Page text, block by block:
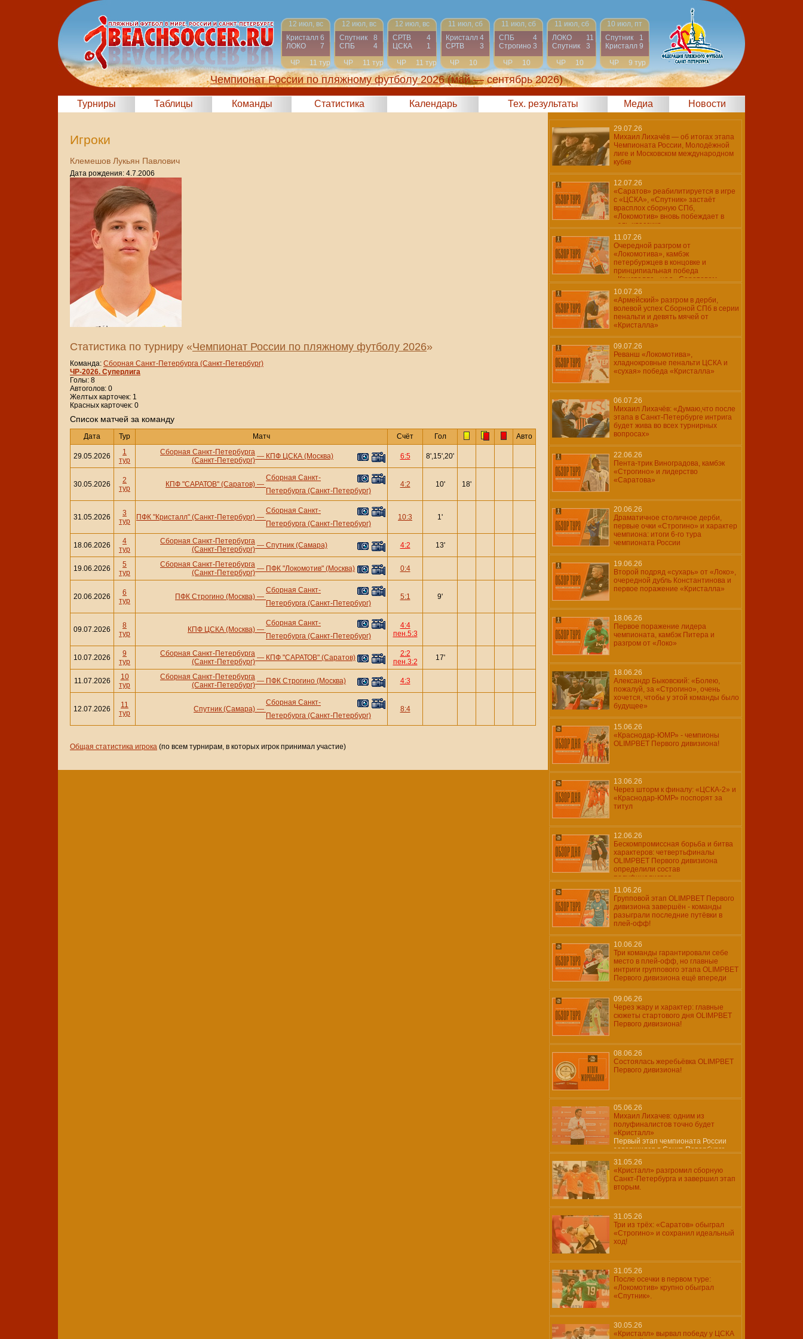
12 июл, вс
Кристалл 6
ЛОКО
7
ЧР
11 тур
12 июл, вс
Спутник
8
СПБ
4
ЧР
11 тур
12 июл, вс
СРТВ
4
ЦСКА
1
ЧР
11 тур
11 июл, сб
Кристалл 4
СРТВ
3
ЧР
10
тур
11 июл, сб
СПБ
4
Строгино 3
ЧР
10
тур
11 июл, сб
ЛОКО
11
Спутник
3
ЧР
10
тур
10 июл, пт
Спутник
1
Кристалл 9
ЧР
9 тур
Чемпионат России по пляжному футболу 2026 (май — сентябрь 2026)
Турниры Таблицы Команды Статистика Календарь Тех. результаты Медиа Новости
Игроки
Клемешов Лукьян Павлович
Дата рождения: 4.7.2006
Статистика по турниру «Чемпионат России по пляжному футболу 2026»
Команда: Сборная Санкт-Петербурга (Санкт-Петербург)
ЧР-2026. Суперлига
Голы: 8
Автоголов: 0
Желтых карточек: 1
Красных карточек: 0
Cписок матчей за команду
Дата Тур Матч Счёт Гол Авто
29.05.2026
1
тур
Сборная Санкт-Петербурга
(Санкт-Петербург) — КПФ ЦСКА (Москва) 6:5 8',15',20'
30.05.2026
2
тур
КПФ "САРАТОВ" (Саратов) —
Сборная Санкт-
Петербурга (Санкт-Петербург)
4:2 10' 18'
31.05.2026
3
тур
ПФК "Кристалл" (Санкт-Петербург) —
Сборная Санкт-
Петербурга (Санкт-Петербург)
10:3 1'
18.06.2026
4
тур
Сборная Санкт-Петербурга
(Санкт-Петербург) — Спутник (Самара) 4:2 13'
19.06.2026
5
тур
Сборная Санкт-Петербурга
(Санкт-Петербург) — ПФК "Локомотив" (Москва) 0:4
20.06.2026
6
тур
ПФК Строгино (Москва) —
Сборная Санкт-
Петербурга (Санкт-Петербург)
5:1 9'
09.07.2026
8
тур
КПФ ЦСКА (Москва) —
Сборная Санкт-
Петербурга (Санкт-Петербург)
4:4
пен.5:3
10.07.2026
9
тур
Сборная Санкт-Петербурга
(Санкт-Петербург) — КПФ "САРАТОВ" (Саратов)
2:2
пен.3:2
17'
11.07.2026
10
тур
Сборная Санкт-Петербурга
(Санкт-Петербург) — ПФК Строгино (Москва) 4:3
12.07.2026
11
тур
Спутник (Самара) —
Сборная Санкт-
Петербурга (Санкт-Петербург)
8:4
Общая статистика игрока (по всем турнирам, в которых игрок принимал участие)
29.07.26
Михаил Лихачёв — об итогах этапа
Чемпионата России, Молодёжной
лиге и Московском международном
кубке
12.07.26
«Саратов» реабилитируется в игре
с «ЦСКА», «Спутник» застаёт
врасплох сборную СПб,
«Локомотив» вновь побеждает в
«эль-классико»
11.07.26
Очередной разгром от
«Локомотива», камбэк
петербуржцев в концовке и
принципиальная победа
«Кристалла» над «Саратовом»
10.07.26
«Армейский» разгром в дерби,
волевой успех Сборной СПб в серии
пенальти и девять мячей от
«Кристалла»
09.07.26
Реванш «Локомотива»,
хладнокровные пенальти ЦСКА и
«сухая» победа «Кристалла»
06.07.26
Михаил Лихачёв: «Думаю,что после
этапа в Санкт-Петербурге интрига
будет жива во всех турнирных
вопросах»
22.06.26
Пента-трик Виноградова, камбэк
«Строгино» и лидерство
«Саратова»
20.06.26
Драматичное столичное дерби,
первые очки «Строгино» и характер
чемпиона: итоги 6-го тура
чемпионата России
19.06.26
Второй подряд «сухарь» от «Локо»,
очередной дубль Константинова и
первое поражение «Кристалла»
18.06.26
Первое поражение лидера
чемпионата, камбэк Питера и
разгром от «Локо»
18.06.26
Александр Быковский: «Болею,
пожалуй, за «Строгино», очень
хочется, чтобы у этой команды было
будущее»
15.06.26
«Краснодар-ЮМР» - чемпионы
OLIMPBET Первого дивизиона!
13.06.26
Через шторм к финалу: «ЦСКА-2» и
«Краснодар-ЮМР» поспорят за
титул
12.06.26
Бескомпромиссная борьба и битва
характеров: четвертьфиналы
OLIMPBET Первого дивизиона
определили состав
полуфиналистов
11.06.26
Групповой этап OLIMPBET Первого
дивизиона завершён - команды
разыграли последние путёвки в
плей-офф!
10.06.26
Три команды гарантировали себе
место в плей-офф, но главные
интриги группового этапа OLIMPBET
Первого дивизиона ещё впереди
09.06.26
Через жару и характер: главные
сюжеты стартового дня OLIMPBET
Первого дивизиона!
08.06.26
Состоялась жеребьёвка OLIMPBET
Первого дивизиона!
05.06.26
Михаил Лихачев: одним из
полуфиналистов точно будет
«Кристалл»
Первый этап чемпионата России
завершился в Санкт-Петербурге
31.05.26
«Кристалл» разгромил сборную
Санкт-Петербурга и завершил этап
вторым.
31.05.26
Три из трёх: «Саратов» обыграл
«Строгино» и сохранил идеальный
ход!
31.05.26
После осечки в первом туре:
«Локомотив» крупно обыграл
«Спутник».
30.05.26
«Кристалл» вырвал победу у ЦСКА